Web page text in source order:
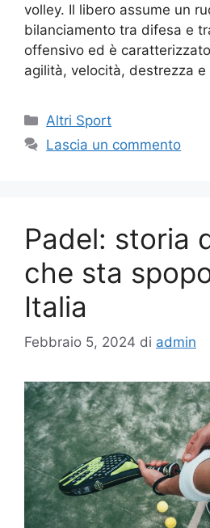
volley. Il libero assume un
bilanciamento tra difesa e
offensivo ed è
agilità, velocità, destrezza
Altri Sport
Lascia un commento
Padel: storia
che sta
Italia
Febbraio 5, 2024 di admin